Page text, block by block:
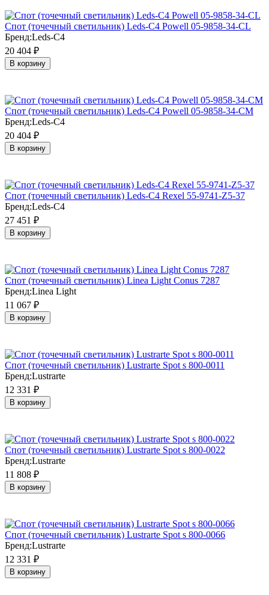
Cпот (точечный светильник) Leds-C4 Powell 05-9858-34-CL
Бренд:Leds-C4
20 404 ₽
В корзину
Cпот (точечный светильник) Leds-C4 Powell 05-9858-34-CM
Бренд:Leds-C4
20 404 ₽
В корзину
Cпот (точечный светильник) Leds-C4 Rexel 55-9741-Z5-37
Бренд:Leds-C4
27 451 ₽
В корзину
Cпот (точечный светильник) Linea Light Conus 7287
Бренд:Linea Light
11 067 ₽
В корзину
Cпот (точечный светильник) Lustrarte Spot s 800-0011
Бренд:Lustrarte
12 331 ₽
В корзину
Cпот (точечный светильник) Lustrarte Spot s 800-0022
Бренд:Lustrarte
11 808 ₽
В корзину
Cпот (точечный светильник) Lustrarte Spot s 800-0066
Бренд:Lustrarte
12 331 ₽
В корзину